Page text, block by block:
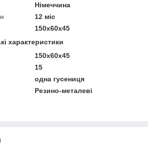
Німеччина
12 міс
150x60x45
характеристики
150x60x45
15
одна гусениця
Резино-металеві